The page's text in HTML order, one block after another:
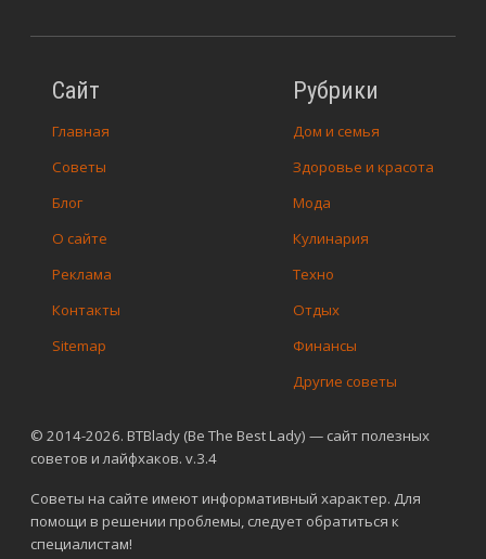
© 2014-2026. BTBlady (Be The Best Lady) — сайт полезных
советов и лайфхаков. v.3.4
Советы на сайте имеют информативный характер. Для
помощи в решении проблемы, следует обратиться к
специалистам!
Сайт
Главная
Советы
Блог
О сайте
Реклама
Контакты
Sitemap
Рубрики
Дом и семья
Здоровье и красота
Мода
Кулинария
Техно
Отдых
Финансы
Другие советы